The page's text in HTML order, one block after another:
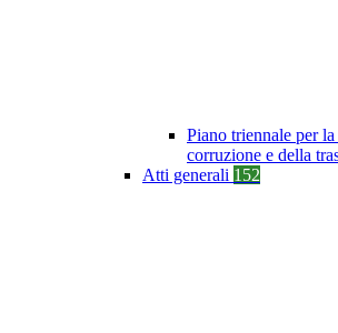
Piano triennale per
corruzione e della
Atti generali 152